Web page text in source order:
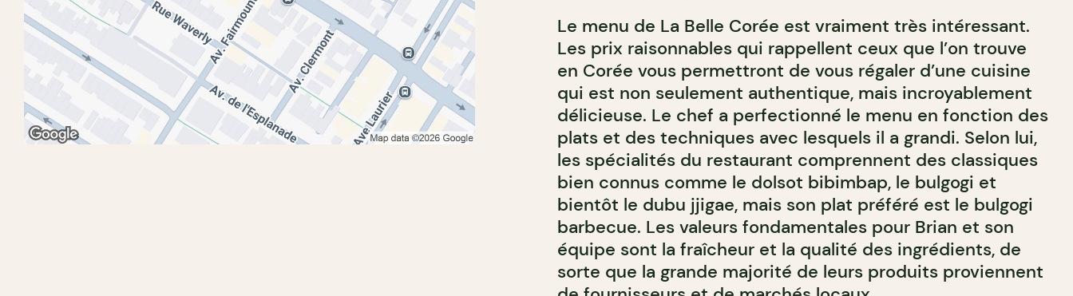
Le menu de La Belle Corée est vraiment très intéressant.
Les prix raisonnables qui rappellent ceux que l’on trouve
en Corée vous permettront de vous régaler d’une cuisine
qui est non seulement authentique, mais incroyablement
délicieuse. Le chef a perfectionné le menu en fonction des
plats et des techniques avec lesquels il a grandi. Selon lui,
les spécialités du restaurant comprennent des classiques
bien connus comme le dolsot bibimbap, le bulgogi et
bientôt le dubu jjigae, mais son plat préféré est le bulgogi
barbecue. Les valeurs fondamentales pour Brian et son
équipe sont la fraîcheur et la qualité des ingrédients, de
sorte que la grande majorité de leurs produits proviennent